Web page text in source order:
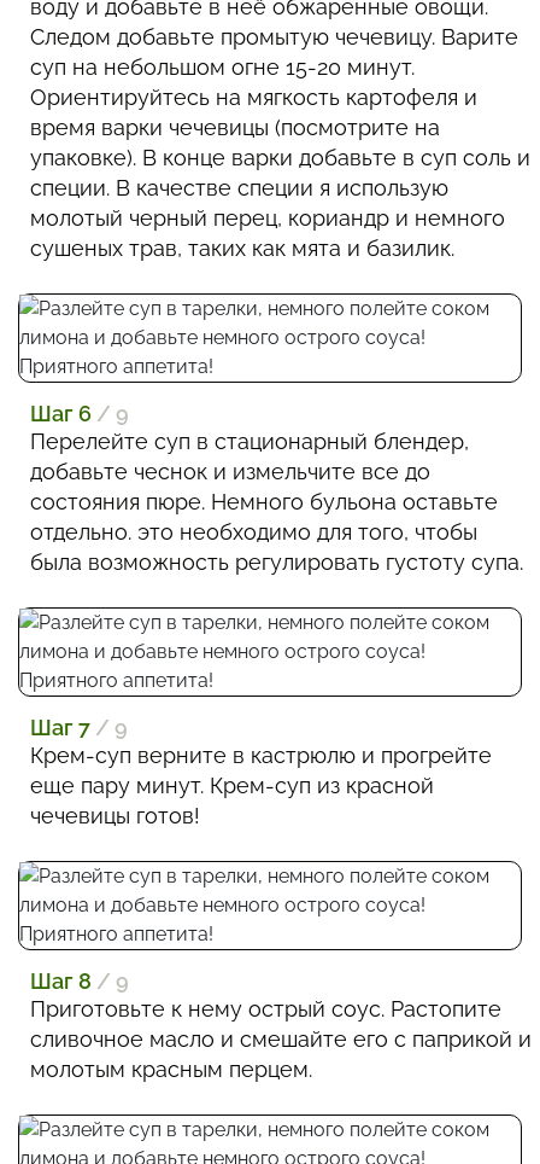
воду и добавьте в неё обжаренные овощи.
Следом добавьте промытую чечевицу. Варите
суп на небольшом огне 15-20 минут.
Ориентируйтесь на мягкость картофеля и
время варки чечевицы (посмотрите на
упаковке). В конце варки добавьте в суп соль и
специи. В качестве специи я использую
молотый черный перец, кориандр и немного
сушеных трав, таких как мята и базилик.
Шаг 6 / 9
Перелейте суп в стационарный блендер,
добавьте чеснок и измельчите все до
состояния пюре. Немного бульона оставьте
отдельно. это необходимо для того, чтобы
была возможность регулировать густоту супа.
Шаг 7 / 9
Крем-суп верните в кастрюлю и прогрейте
еще пару минут. Крем-суп из красной
чечевицы готов!
Шаг 8 / 9
Приготовьте к нему острый соус. Растопите
сливочное масло и смешайте его с паприкой и
молотым красным перцем.